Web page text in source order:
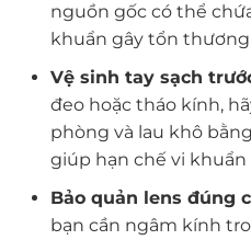
nguồn gốc có thể
khuẩn gây tổn thương
Vệ sinh tay sạch
đeo hoặc tháo kính,
phòng và lau khô
giúp hạn chế vi
Bảo quản lens đúng
bạn cần ngâm kính